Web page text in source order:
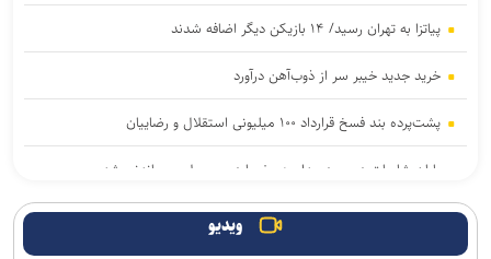
پیاتزا به تهران رسید/ ۱۴ بازیکن دیگر اضافه شدند
خرید جدید خیبر سر از ذوب‌آهن درآورد
پشت‌پرده بند فسخ قرارداد ۱۰۰ میلیونی استقلال و رضاییان
پایان شایعات در مورد جدایی؛ بیفوما در پرسپولیس ماندنی شد
موضع جدید نساجی درباره ایری و طاهری
ویدیو